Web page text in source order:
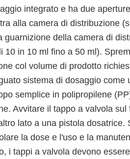
integrato e ha due
alla camera di distribuzione
guarnizione della camera di
10 in 10 ml fino a 50 ml).
col volume di prodotto
sistema di dosaggio come
semplice in polipropilene
Avvitare il tappo a valvola
lato a una pistola
la dose e l'uso e la
i tappi a valvola devono